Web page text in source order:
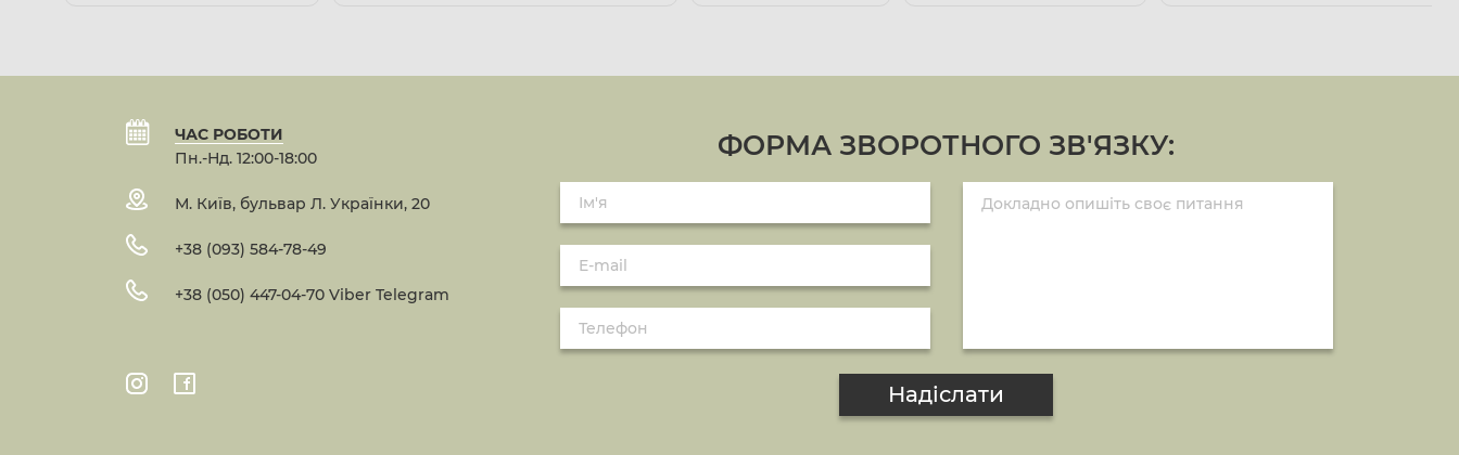
ЧАС РОБОТИ
Пн.-Нд. 12:00-18:00
М. Київ, бульвар Л. Українки, 20
+38 (093) 584-78-49
+38 (050) 447-04-70 Viber Telegram
ФОРМА ЗВОРОТНОГО ЗВ'ЯЗКУ:
Надіслати